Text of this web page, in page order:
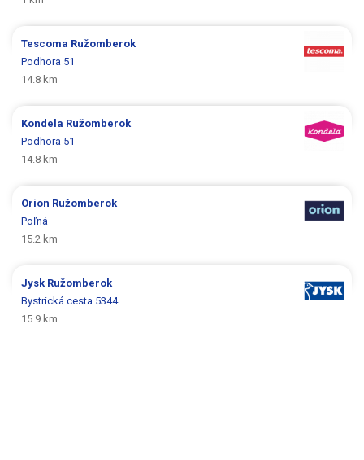
Tescoma Ružomberok
Podhora 51
14.8 km
Kondela Ružomberok
Podhora 51
14.8 km
Orion Ružomberok
Poľná
15.2 km
Jysk Ružomberok
Bystrická cesta 5344
15.9 km